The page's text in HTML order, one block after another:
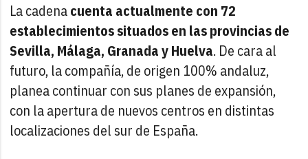
La cadenacuenta actualmente con 72
establecimientos situados en las provincias de
Sevilla, Málaga, Granada y Huelva. De cara al
futuro, la compañía, de origen 100% andaluz,
planea continuar con sus planes de expansión,
con la apertura de nuevos centros en distintas
localizaciones del sur de España.